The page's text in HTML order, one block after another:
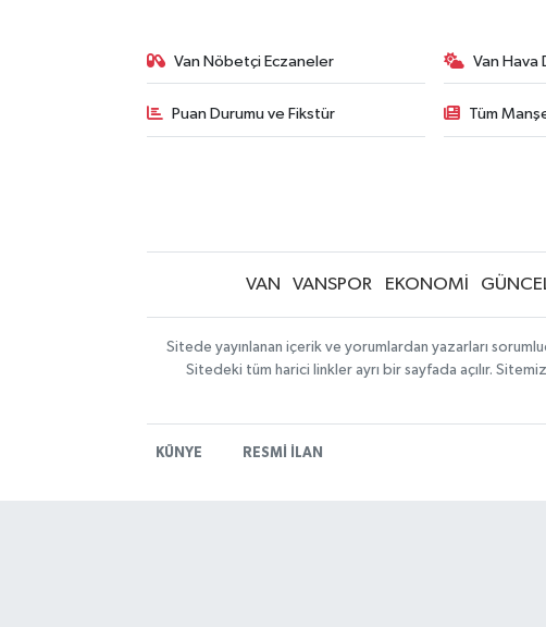
Van Nöbetçi Eczaneler Van Hava
Puan Durumu ve Fikstür Tüm
VAN VANSPOR EKONOMİ
Sitede yayınlanan içerik ve yorumlardan yazarları
Sitedeki tüm harici linkler ayrı bir sayfada açılır.
KÜNYE RESMİ İLAN